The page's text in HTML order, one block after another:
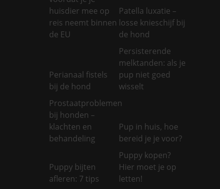
huisdier mee op
reis neemt binnen
de EU
Patella luxatie –
losse knieschijf bij
de hond
Perianaal fistels
bij de hond
Persisterende
melktanden: als je
pup niet goed
wisselt
Prostaatproblemen
bij honden –
klachten en
behandeling
Pup in huis, hoe
bereid je je voor?
Puppy bijten
afleren: 7 tips
Puppy kopen?
Hier moet je op
letten!